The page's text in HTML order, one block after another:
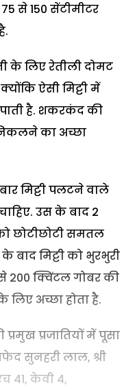
से 150 सेंटीमीटर
लिए रेतीली दोमट
ऐसी मिट्टी में
है. शकरकंद की
का अच्छा
मिट्टी पलटने वाले
उस के बाद 2
छोटीछोटी समतल
बाद मिट्टी को भुरभुरी
200 क्विंटल गोबर की
अच्छा होता है.
प्रजातियों में पूसा
सुनहरी लाल, श्री
41, केवी 4,